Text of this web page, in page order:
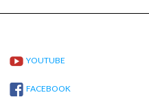
YOUTUBE
FACEBOOK